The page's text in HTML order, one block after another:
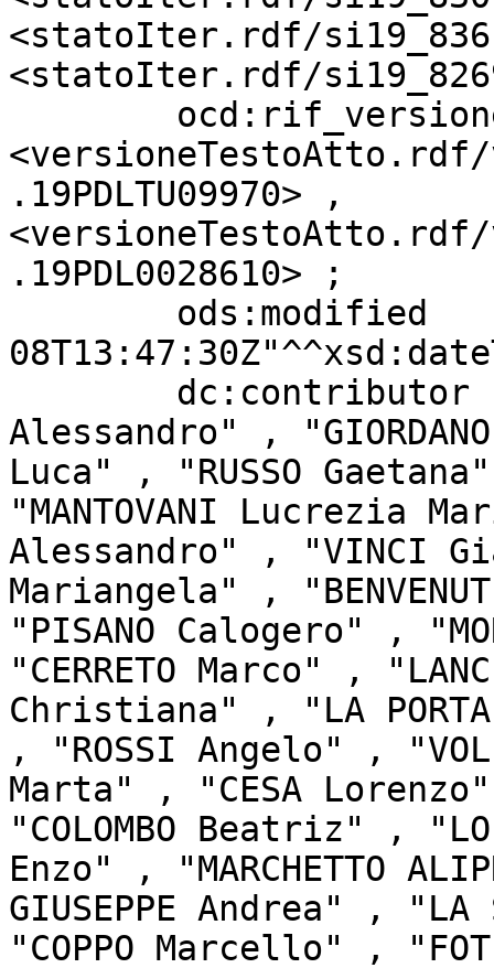
<statoIter.rdf/
<statoIter.rdf/
.19PDLTU09970> ,
.19PDL0028610> ;
Alessandro" ,
Luca" , "RUSSO
"MANTOVANI Lucrezia
Alessandro" , "VINCI
Mariangela" ,
"PISANO Calogero" ,
"CERRETO Marco" ,
Christiana" , "LA
, "ROSSI Angelo" ,
Marta" , "CESA
"COLOMBO Beatriz" ,
Enzo" , "MARCHETTO
GIUSEPPE Andrea" , "LA
"COPPO Marcello" ,